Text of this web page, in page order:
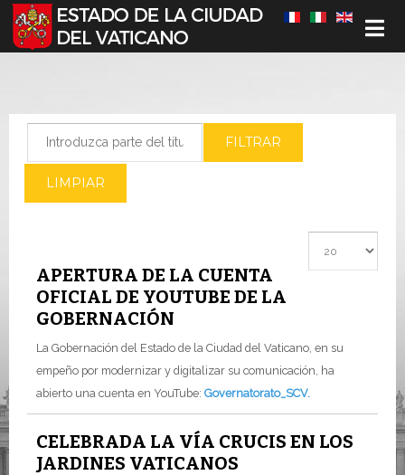
Seleccione su idioma
FILTRAR
LIMPIAR
APERTURA DE LA CUENTA
OFICIAL DE YOUTUBE DE LA
GOBERNACIÓN
La Gobernación del Estado de la Ciudad del Vaticano, en su
empeño por modernizar y digitalizar su comunicación, ha
abierto una cuenta en YouTube: Governatorato_SCV.
CELEBRADA LA VÍA CRUCIS EN LOS
JARDINES VATICANOS